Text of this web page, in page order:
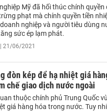
Mỹ đã hối thúc chính
phạt mà chính quyền tiền
nghiệp và người tiêu dùng
sức ép lạm phát.
21/06/2021
đòn kép để hạ nhiệt giá
chế giao dịch nước ngoài
thuộc chính phủ Trung Quốc
giá hàng hóa trong nước. Tuy